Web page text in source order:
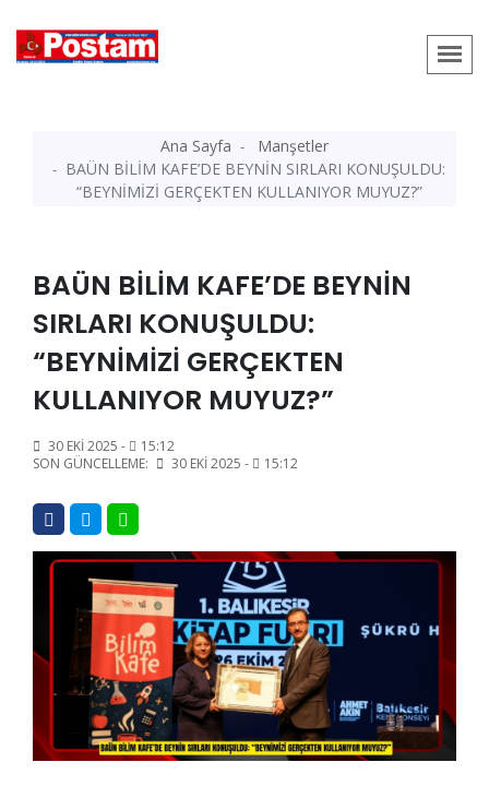
Ana Sayfa
Manşetler
BAÜN BİLİM KAFE’DE BEYNİN SIRLARI KONUŞULDU:
“BEYNİMİZİ GERÇEKTEN KULLANIYOR MUYUZ?”
BAÜN BİLİM KAFE’DE BEYNİN
SIRLARI KONUŞULDU:
“BEYNİMİZİ GERÇEKTEN
KULLANIYOR MUYUZ?”
30 EKI 2025 -
15:12
SON GÜNCELLEME:
30 EKI 2025 - 15:12